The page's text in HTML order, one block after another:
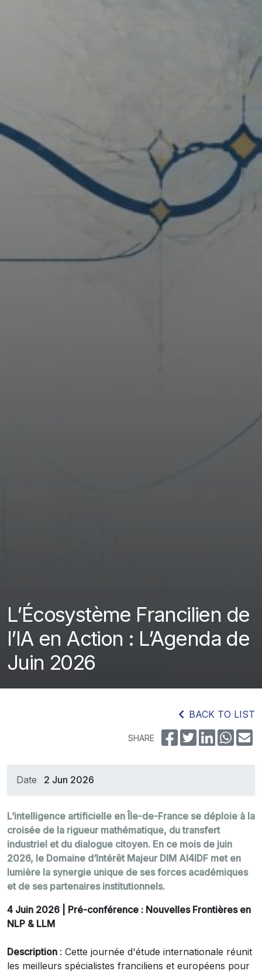
L’Écosystème Francilien de
l’IA en Action : L’Agenda de
Juin 2026
BACK TO LIST
SHARE
Date 2 Jun 2026
L’intelligence artificielle en Île-de-France se déploie à la
croisée de la rigueur mathématique, du transfert
industriel et du dialogue citoyen. En ce mois de juin
2026, le Domaine d’Intérêt Majeur DIM AI4IDF met en
lumière la synergie unique de ses forces académiques
et de ses partenaires institutionnels.
4 Juin 2026 | Pré-conférence : Nouvelles Frontières en
NLP & LLM
Description : Cette journée d'étude internationale réunit
les meilleurs spécialistes franciliens et européens pour